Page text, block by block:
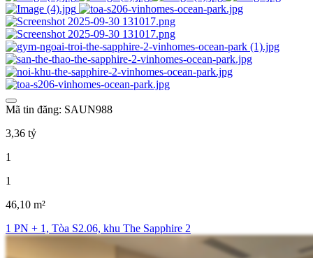
Mã tin đăng: SAUN988
3,36 tỷ
1
1
46,10 m²
1 PN + 1, Tòa S2.06, khu The Sapphire 2